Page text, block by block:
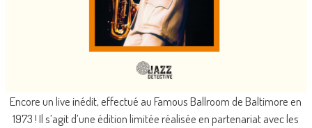
Encore un live inédit, effectué au Famous Ballroom de Baltimore en
1973 ! Il s’agit d’une édition limitée réalisée en partenariat avec les